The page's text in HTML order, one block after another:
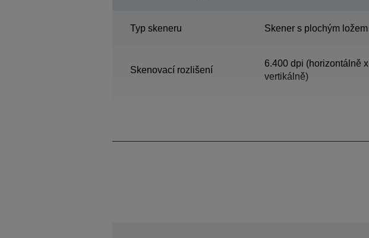
Typ skeneru Skener s plochým ložem
Skenovací rozlišení
6.400 dpi (horizontálně x
vertikálně)